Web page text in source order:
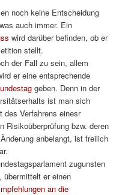
noch keine Entscheidung
auch immer. Ein
wird darüber befinden, ob er
stellt.
der Fall zu sein, allem
er eine entsprechende
geben. Denn in der
ist man sich
des Verfahrens einesr
Risikoüberprüfung bzw. deren
anbelangt, ist freilich
zugunsten
übermittelt er einen
an die